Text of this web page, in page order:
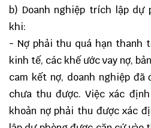
b) Doanh nghiệp trích lập dự
khi:
- Nợ phải thu quá hạn thanh
kinh tế, các khế ước vay nợ,
cam kết nợ, doanh nghiệp đã
chưa thu được. Việc xác
khoản nợ phải thu được xác